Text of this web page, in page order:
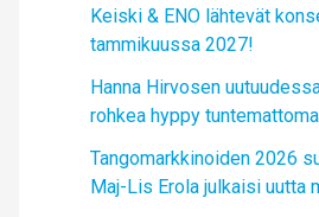
Keiski & ENO lähtevät
tammikuussa 2027!
Hanna Hirvosen
rohkea hyppy
Tangomarkkinoiden 2026
Maj-Lis Erola julkaisi uutta